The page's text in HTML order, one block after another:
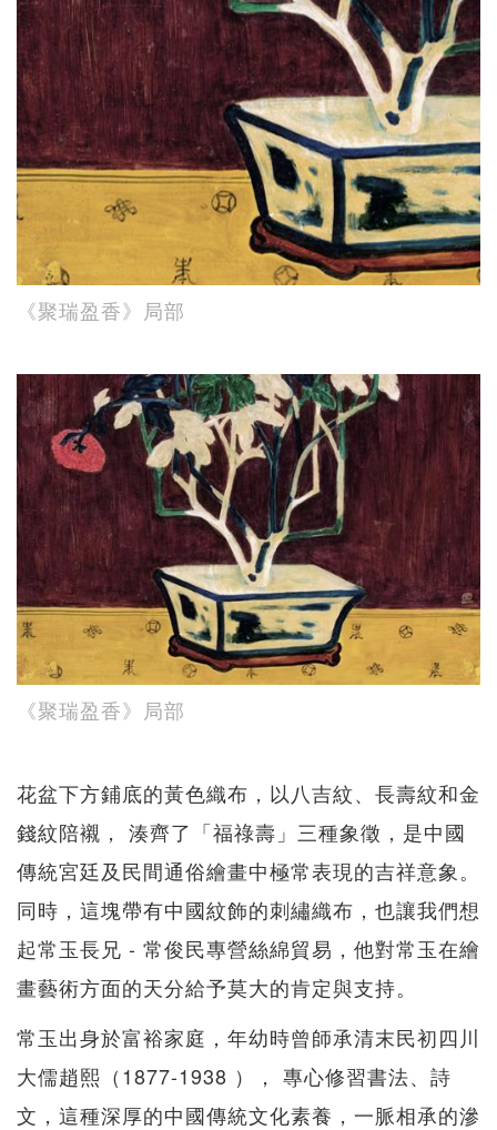
《聚瑞盈香》局部
《聚瑞盈香》局部
花盆下方鋪底的黃色織布，以八吉紋、長壽紋和金
錢紋陪襯， 湊齊了「福祿壽」三種象徵，是中國
傳統宮廷及民間通俗繪畫中極常表現的吉祥意象。
同時，這塊帶有中國紋飾的刺繡織布，也讓我們想
起常玉長兄 - 常俊民專營絲綿貿易，他對常玉在繪
畫藝術方面的天分給予莫大的肯定與支持。
常玉出身於富裕家庭，年幼時曾師承清末民初四川
大儒趙熙（1877-1938 ）， 專心修習書法、詩
文，這種深厚的中國傳統文化素養，一脈相承的滲